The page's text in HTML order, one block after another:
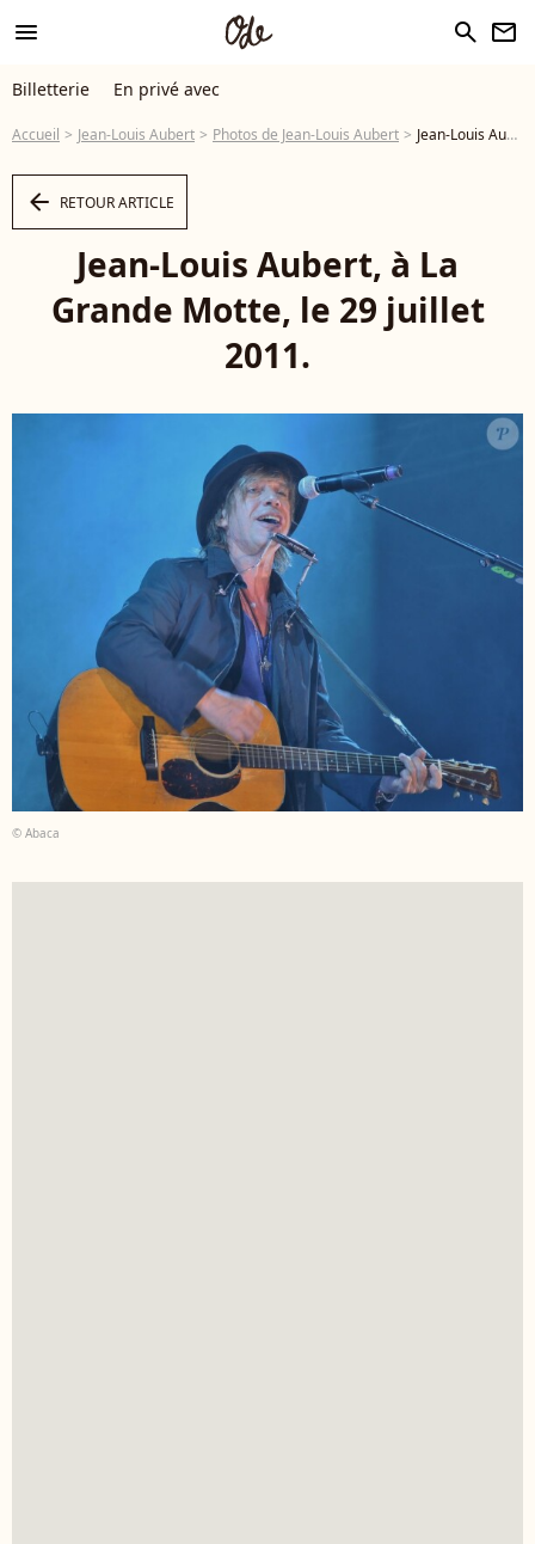
menu search newsletter
Billetterie En privé avec
Accueil Jean-Louis Aubert Photos de Jean-Louis Aubert Jean-Louis Aubert, à La Grande Motte, le 29 juillet 2011. - Photo
arrow_left RETOUR ARTICLE
Jean-Louis Aubert, à La
Grande Motte, le 29 juillet
2011.
© Abaca